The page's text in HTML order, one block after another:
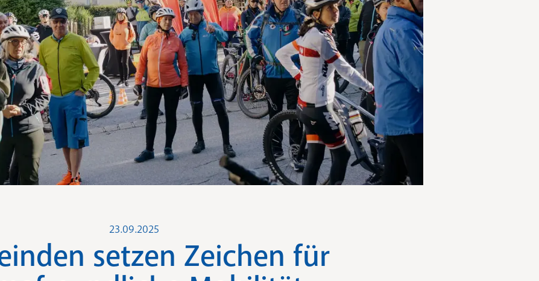
23.09.2025
setzen Zeichen für